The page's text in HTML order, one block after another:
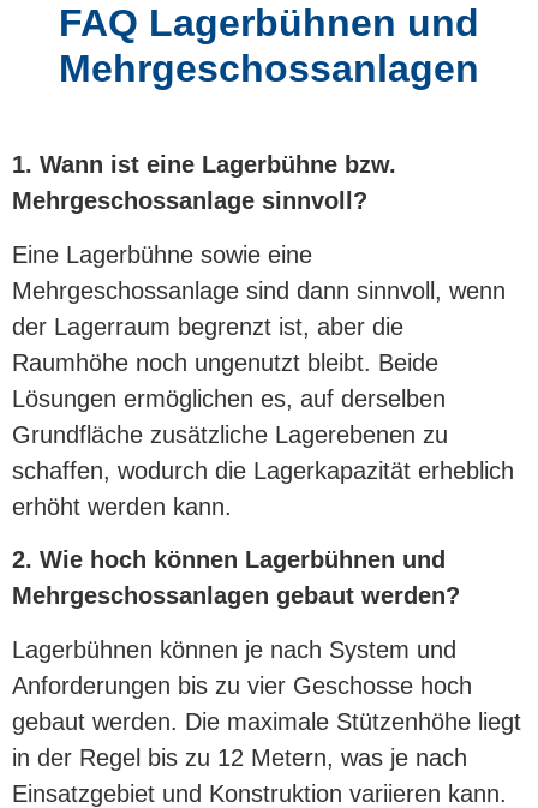
FAQ Lagerbühnen und
Mehrgeschossanlagen
1. Wann ist eine Lagerbühne bzw.
Mehrgeschossanlage sinnvoll?
Eine Lagerbühne sowie eine
Mehrgeschossanlage sind dann sinnvoll, wenn
der Lagerraum begrenzt ist, aber die
Raumhöhe noch ungenutzt bleibt. Beide
Lösungen ermöglichen es, auf derselben
Grundfläche zusätzliche Lagerebenen zu
schaffen, wodurch die Lagerkapazität erheblich
erhöht werden kann.
2. Wie hoch können Lagerbühnen und
Mehrgeschossanlagen gebaut werden?
Lagerbühnen können je nach System und
Anforderungen bis zu vier Geschosse hoch
gebaut werden. Die maximale Stützenhöhe liegt
in der Regel bis zu 12 Metern, was je nach
Einsatzgebiet und Konstruktion variieren kann.